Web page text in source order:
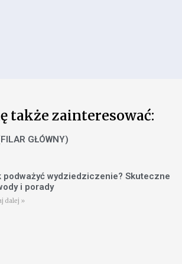
także zainteresować:
GŁÓWNY)
podważyć wydziedziczenie? Skuteczne
i porady
dalej »